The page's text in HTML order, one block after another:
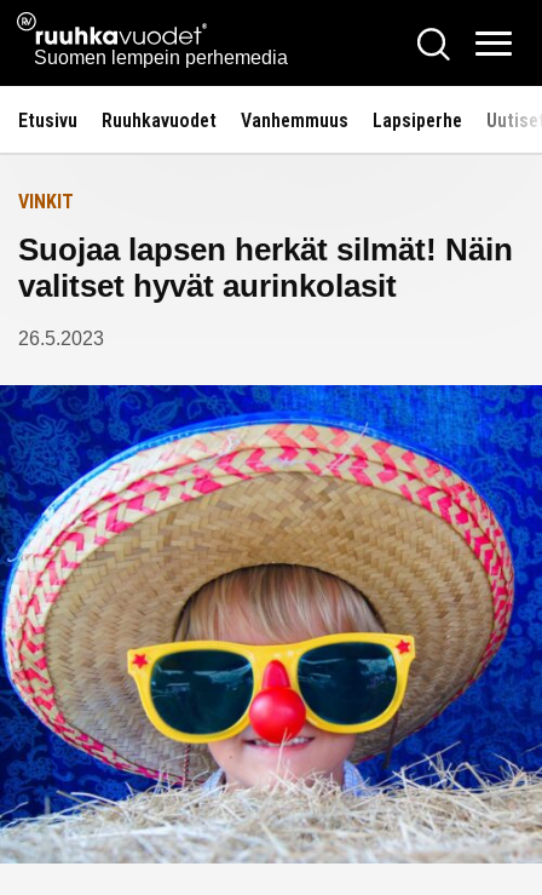
Siirry
sisältöön
Ruuhkavuodet.fi
Suomen lempein perhemedia
Hae
Etusivu Ruuhkavuodet Vanhemmuus Lapsiperhe
Etusivulle
VINKIT
Suojaa lapsen herkät silmät! Näin
valitset hyvät aurinkolasit
26.5.2023